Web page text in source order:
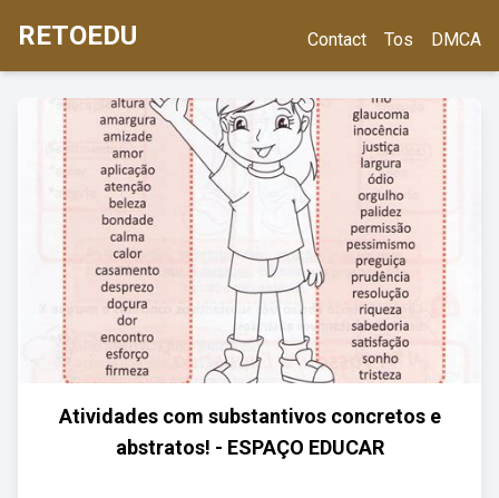
RETOEDU Contact Tos DMCA
Atividades com substantivos concretos e
abstratos! - ESPAÇO EDUCAR